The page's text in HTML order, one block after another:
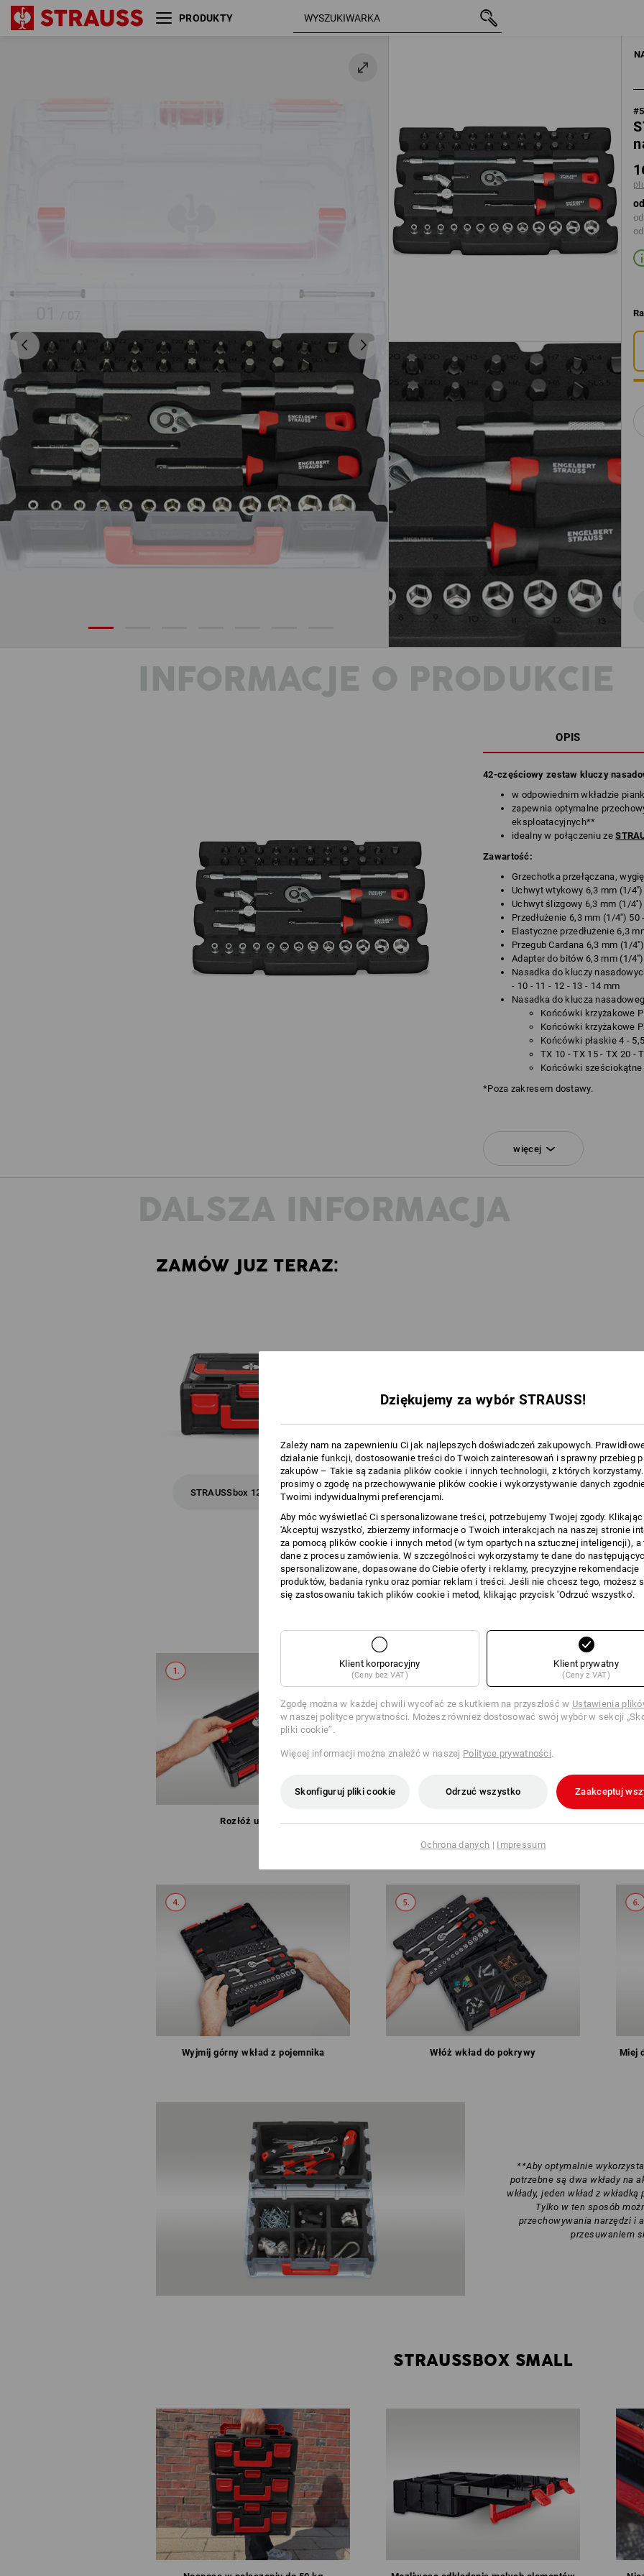
PRODUKTY
NARZĘDZIA
#
STRAUSSbox small wkład
165,93 zł
z VAT
INFORMACJE O PRODUKCIE
OPIS
42-częściowy zestaw kluczy
w odpowiednim wkładzie
zapewnia optymalne
eksploatacyjnych**
idealny w połączeniu ze
Zawartość:
Grzechotka przełączana,
Uchwyt wtykowy 6,3 mm (1/4'')
Uchwyt ślizgowy 6,3 mm (1/4'')
Przedłużenie 6,3 mm (1/4'') 50
Elastyczne przedłużenie 6,3
Przegub Cardana 6,3 mm (1/4'')
Adapter do bitów 6,3 mm (1/4'')
Nasadka do kluczy
- 10 - 11 - 12 - 13 - 14 mm
Nasadka do klucza
Końcówki krzyżakowe
Końcówki krzyżakowe
Końcówki płaskie 4 -
TX 10 - TX 15 - TX 20 -
Końcówki sześciokątne
*Poza zakresem dostawy.
więcej
DALSZA INFORMACJA
ZAMÓW JUZ TERAZ:
STRAUSSbox 125 small STRAUSSbox 125 small
OSZCZĘDNOŚĆ MIEJSCA I OPTYMALNY
KOMPAKTOWE I PRZEJRZYSTE
Rozłóż uchwyt Otwórz STRAUSSbox 125 small
Wyjmij górny wkład z pojemnika Włóż wkład do pokrywy Miej
**Aby optymalnie
potrzebne są dwa wkłady na
wkłady, jeden wkład z
Tylko w ten sposób
przechowywania narzędzi i
przesuwaniem
STRAUSSBOX SMALL
Dziękujemy za wybór STRAUSS!
Zależy nam na zapewnieniu Ci jak najlepszych doświadczeń zakupowych.
działanie funkcji, dostosowanie treści do Twoich zainteresowań i sprawny przebieg
zakupów – Takie są zadania plików cookie i innych technologii, z których
prosimy o zgodę na przechowywanie plików cookie i wykorzystywanie danych
Twoimi indywidualnymi preferencjami.
Aby móc wyświetlać Ci spersonalizowane treści, potrzebujemy Twojej zgody.
'Akceptuj wszystko', zbierzemy informacje o Twoich interakcjach na naszej stronie
za pomocą plików cookie i innych metod (w tym opartych na sztucznej inteligencji), a
dane z procesu zamówienia. W szczególności wykorzystamy te dane do
spersonalizowane, dopasowane do Ciebie oferty i reklamy, precyzyjne rekomendacje
produktów, badania rynku oraz pomiar reklam i treści. Jeśli nie chcesz tego, możesz
się zastosowaniu takich plików cookie i metod, klikając przycisk 'Odrzuć wszystko'.
Klient korporacyjny
(Ceny bez VAT)
Klient prywatny
(Ceny z VAT)
Zgodę można w każdej chwili wycofać ze skutkiem na przyszłość w Ustawienia
w naszej polityce prywatności. Możesz również dostosować swój wybór w sekcji
pliki cookie”.
Więcej informacji można znaleźć w naszej Polityce prywatności.
Skonfiguruj pliki cookie Odrzuć wszystko Zaakceptuj
Ochrona danych | Impressum